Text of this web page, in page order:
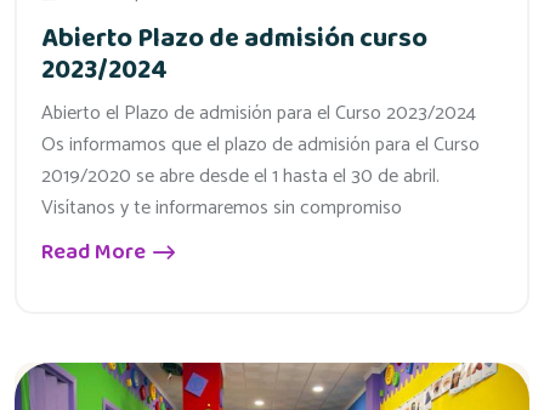
Abierto Plazo de admisión curso
2023/2024
Abierto el Plazo de admisión para el Curso 2023/2024
Os informamos que el plazo de admisión para el Curso
2019/2020 se abre desde el 1 hasta el 30 de abril.
Visítanos y te informaremos sin compromiso
Read More